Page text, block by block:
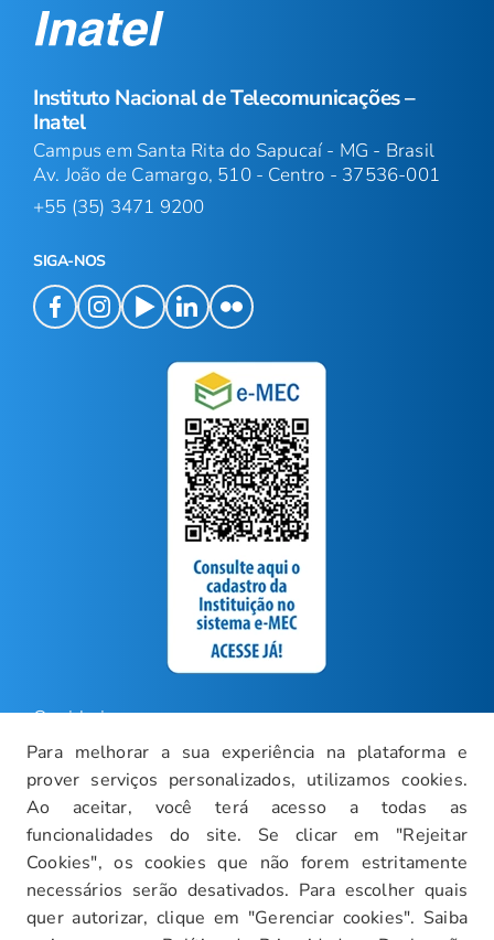
Para melhorar a sua experiência na plataforma e
prover serviços personalizados, utilizamos cookies.
Ao aceitar, você terá acesso a todas as
funcionalidades do site. Se clicar em "Rejeitar
Cookies", os cookies que não forem estritamente
necessários serão desativados. Para escolher quais
quer autorizar, clique em "Gerenciar cookies". Saiba
Instituto Nacional de Telecomunicações –
Inatel
Campus em Santa Rita do Sapucaí - MG - Brasil
Av. João de Camargo, 510 - Centro - 37536-001
+55 (35) 3471 9200
SIGA-NOS
Ouvidoria
Carreiras
Intranet
Política de Privacidade
Documentos Institucionais
Faça um Tour Virtual